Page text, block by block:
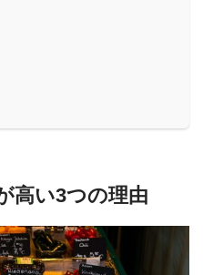
高い3つの理由